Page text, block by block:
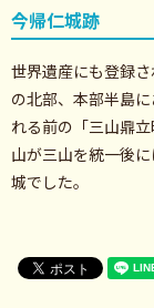
今帰仁城跡
世界遺産にも登録
の北部、本部半島
れる前の「三山鼎
山が三山を統一後
城でした。